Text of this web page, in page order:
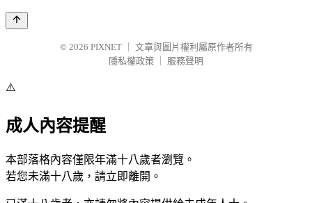
© 2026 PIXNET
文章與圖片權利屬原作者所有
隱私權政策
服務聲明
⚠️
成人內容提醒
本部落格內容僅限年滿十八歲者瀏覽。
若您未滿十八歲，請立即離開。